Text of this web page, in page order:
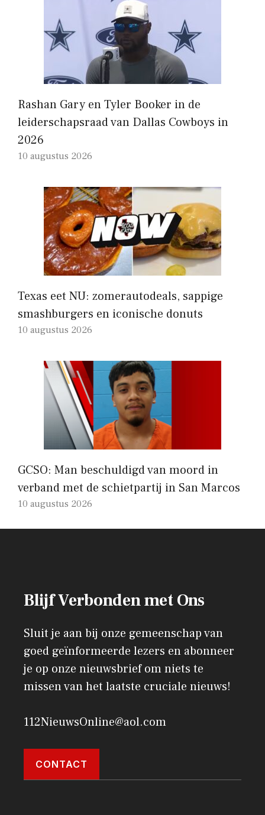
Rashan Gary en Tyler Booker in de
leiderschapsraad van Dallas Cowboys in
2026
10 augustus 2026
Texas eet NU: zomerautodeals, sappige
smashburgers en iconische donuts
10 augustus 2026
GCSO: Man beschuldigd van moord in
verband met de schietpartij in San Marcos
10 augustus 2026
Blijf Verbonden met Ons
Sluit je aan bij onze gemeenschap van
goed geïnformeerde lezers en abonneer
je op onze nieuwsbrief om niets te
missen van het laatste cruciale nieuws!
112NieuwsOnline@aol.com
CONTACT